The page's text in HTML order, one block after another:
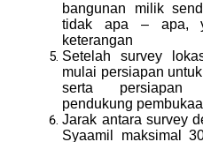
bangunan milik
tidak apa – apa,
keterangan
Setelah survey
mulai persiapan
serta persiapan
pendukung
Jarak antara survey
Syaamil maksimal